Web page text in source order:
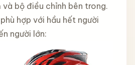
bộ điều chỉnh bên trong.
hợp với hầu hết người
người lớn: